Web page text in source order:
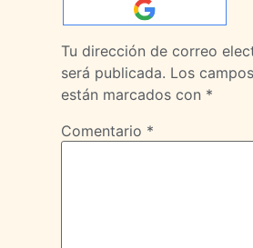
Tu dirección de correo
será publicada. Los
están marcados con *
Comentario *